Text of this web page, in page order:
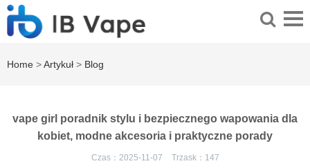
Home >Artykuł > Blog
vape girl poradnik stylu i bezpiecznego wapowania dla
kobiet, modne akcesoria i praktyczne porady
Czas：2025-11-07 Trzask： 147